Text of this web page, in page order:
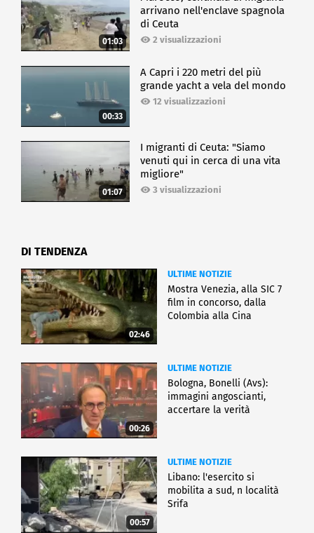
01:03
arrivano nell'enclave spagnola
di Ceuta
2 visualizzazioni
00:33
A Capri i 220 metri del più
grande yacht a vela del mondo
12 visualizzazioni
01:07
I migranti di Ceuta: "Siamo
venuti qui in cerca di una vita
migliore"
3 visualizzazioni
DI TENDENZA
02:46
ULTIME NOTIZIE
Mostra Venezia, alla SIC 7
film in concorso, dalla
Colombia alla Cina
00:26
ULTIME NOTIZIE
Bologna, Bonelli (Avs):
immagini angoscianti,
accertare la verità
00:57
ULTIME NOTIZIE
Libano: l'esercito si
mobilita a sud, n località
Srifa